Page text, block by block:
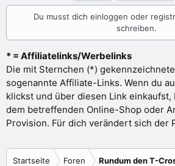
Du musst dich einloggen oder
schreiben.
* = Affiliatelinks/Werbelinks
Die mit Sternchen (*)
sogenannte Affiliate-Links. Wenn du
klickst und über diesen Link einkaufst,
dem betreffenden Online-Shop oder
Provision. Für dich verändert sich der
Startseite Foren Rundum den T-